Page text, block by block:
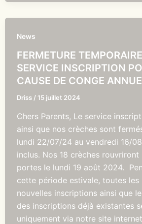
News
FERMETURE
SERVICE INSCRIPTION
CAUSE DE CONGE
Driss / 15 juillet 2024
Chers Parents, Le service
ainsi que nos crèches sont
lundi 22/07/24 au vendredi 16/
inclus. Nos 18 crèches rouvriront
portes le lundi 19 août 2024.
cette période estivale, toutes les
nouvelles inscriptions ainsi que
des inscriptions déjà existantes
uniquement via notre site